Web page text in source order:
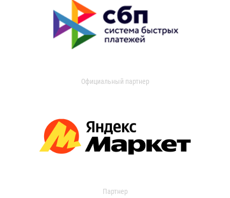
Официальный партнер
Партнер